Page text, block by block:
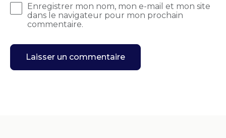
Enregistrer mon nom, mon e-mail et mon site
dans le navigateur pour mon prochain
commentaire.